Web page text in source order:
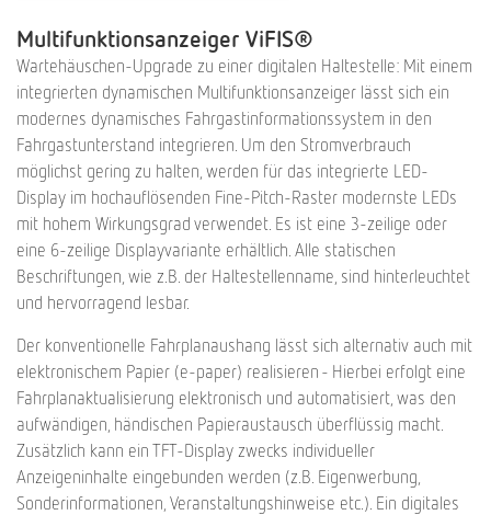
Multifunktionsanzeiger ViFIS®
Wartehäuschen-Upgrade zu einer digitalen Haltestelle: Mit einem
integrierten dynamischen Multifunktionsanzeiger lässt sich ein
modernes dynamisches Fahrgastinformationssystem in den
Fahrgastunterstand integrieren. Um den Stromverbrauch
möglichst gering zu halten, werden für das integrierte LED-
Display im hochauflösenden Fine-Pitch-Raster modernste LEDs
mit hohem Wirkungsgrad verwendet. Es ist eine 3-zeilige oder
eine 6-zeilige Displayvariante erhältlich. Alle statischen
Beschriftungen, wie z.B. der Haltestellenname, sind hinterleuchtet
und hervorragend lesbar.
Der konventionelle Fahrplanaushang lässt sich alternativ auch mit
elektronischem Papier (e-paper) realisieren - Hierbei erfolgt eine
Fahrplanaktualisierung elektronisch und automatisiert, was den
aufwändigen, händischen Papieraustausch überflüssig macht.
Zusätzlich kann ein TFT-Display zwecks individueller
Anzeigeninhalte eingebunden werden (z.B. Eigenwerbung,
Sonderinformationen, Veranstaltungshinweise etc.). Ein digitales